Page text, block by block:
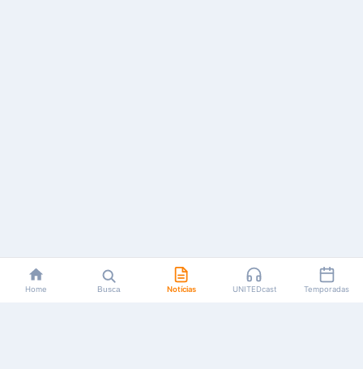
Home Busca Notícias UNITEDcast Temporadas